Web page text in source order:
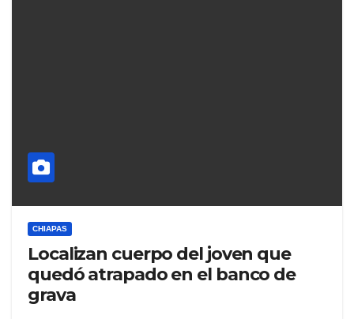
CHIAPAS
Localizan cuerpo del joven que
quedó atrapado en el banco de
grava